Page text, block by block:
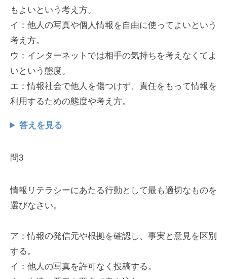
もよいという考え方。
イ：他人の写真や個人情報を自由に使ってよいという
考え方。
ウ：インターネットでは相手の気持ちを考えなくてよ
いという態度。
エ：情報社会で他人を傷つけず、責任をもって情報を
利用するための態度や考え方。
答えを見る
問3
情報リテラシーにあたる行動として最も適切なものを
選びなさい。
ア：情報の発信元や根拠を確認し、事実と意見を区別
する。
イ：他人の写真を許可なく投稿する。